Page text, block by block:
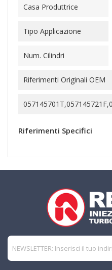
Casa Produttrice
Tipo Applicazione
Num. Cilindri
Riferimenti Originali OEM
Riferimenti Specifici